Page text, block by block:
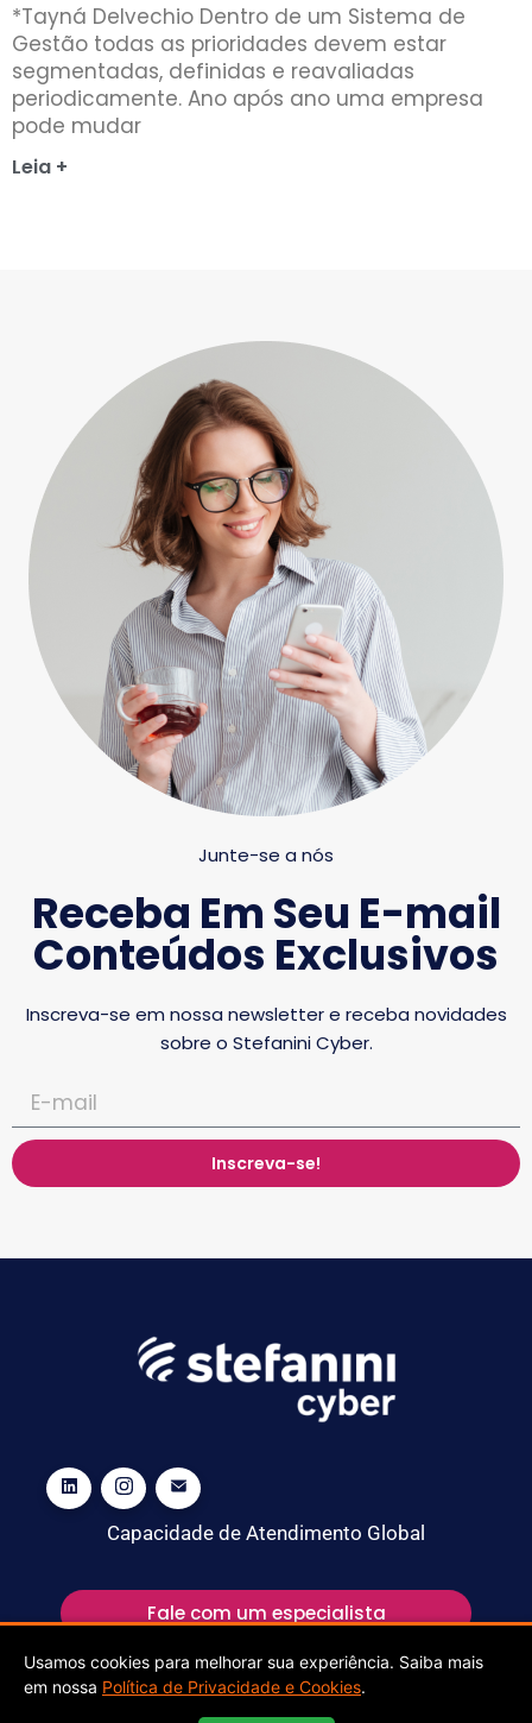
*Tayná Delvechio Dentro de um Sistema de
Gestão todas as prioridades devem estar
segmentadas, definidas e reavaliadas
periodicamente. Ano após ano uma empresa
pode mudar
Leia +
Junte-se a nós
Receba Em Seu E-mail
Conteúdos Exclusivos
Inscreva-se em nossa newsletter e receba novidades
sobre o Stefanini Cyber.
Inscreva-se!
Capacidade de Atendimento Global
Fale com um especialista
Usamos cookies para melhorar sua experiência. Saiba mais
em nossa Política de Privacidade e Cookies.